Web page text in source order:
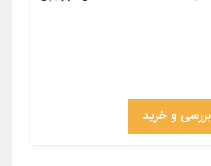
بررسی و خرید